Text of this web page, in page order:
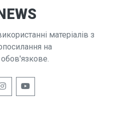
матеріалів з
на